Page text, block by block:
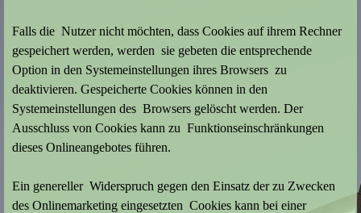
Falls die Nutzer nicht möchten, dass Cookies auf ihrem Rechner
gespeichert werden, werden sie gebeten die entsprechende
Option in den Systemeinstellungen ihres Browsers zu
deaktivieren. Gespeicherte Cookies können in den
Systemeinstellungen des Browsers gelöscht werden. Der
Ausschluss von Cookies kann zu Funktionseinschränkungen
dieses Onlineangebotes führen.
Ein genereller Widerspruch gegen den Einsatz der zu Zwecken
des Onlinemarketing eingesetzten Cookies kann bei einer